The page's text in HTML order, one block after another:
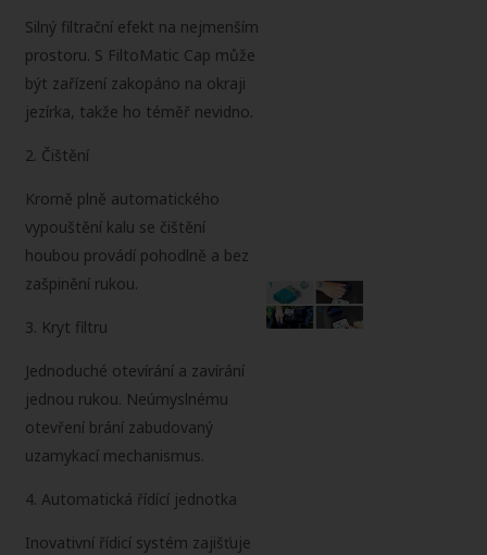
Silný filtrační efekt na nejmenším
prostoru. S FiltoMatic Cap může
být zařízení zakopáno na okraji
jezírka, takže ho téměř nevidno.
2. Čištění
Kromě plně automatického
vypouštění kalu se čištění
houbou provádí pohodlně a bez
zašpinění rukou.
3. Kryt filtru
Jednoduché otevírání a zavírání
jednou rukou. Neúmyslnému
otevření brání zabudovaný
uzamykací mechanismus.
4. Automatická řídící jednotka
Inovativní řídicí systém zajišťuje